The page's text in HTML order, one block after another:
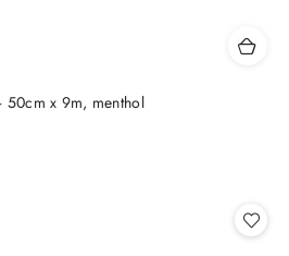
50cm x 9m, menthol